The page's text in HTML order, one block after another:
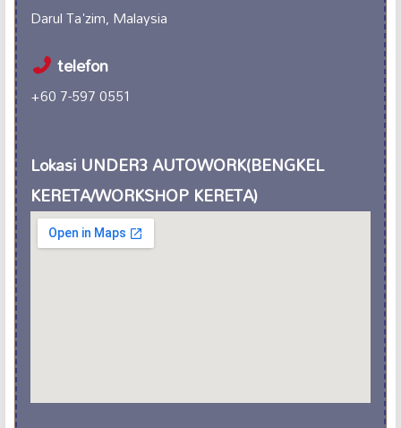
Darul Ta'zim, Malaysia
telefon
+60 7-597 0551
Lokasi UNDER3 AUTOWORK(BENGKEL
KERETA/WORKSHOP KERETA)